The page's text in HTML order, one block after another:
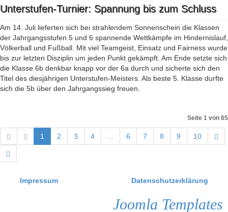
Unterstufen-Turnier: Spannung bis zum Schluss
Am 14. Juli lieferten sich bei strahlendem Sonnenschein die Klassen
der Jahrgangsstufen 5 und 6 spannende Wettkämpfe im Hindernislauf,
Völkerball und Fußball. Mit viel Teamgeist, Einsatz und Fairness wurde
bis zur letzten Disziplin um jeden Punkt gekämpft. Am Ende setzte sich
die Klasse 6b denkbar knapp vor der 6a durch und sicherte sich den
Titel des diesjährigen Unterstufen-Meisters. Als beste 5. Klasse durfte
sich die 5b über den Jahrgangssieg freuen.
Seite 1 von 65
1 2 3 4 6 7 8 9 10
Impressum Datenschutzerklärung
Joomla Templates